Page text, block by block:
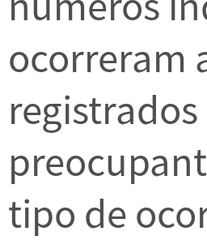
ocorreram
tipo de